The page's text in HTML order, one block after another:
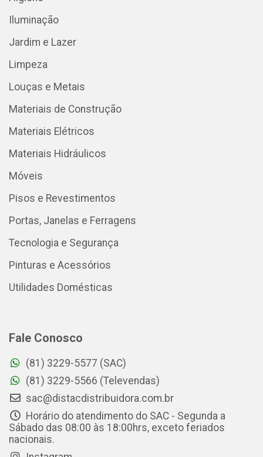
Iluminação
Jardim e Lazer
Limpeza
Louças e Metais
Materiais de Construção
Materiais Elétricos
Materiais Hidráulicos
Móveis
Pisos e Revestimentos
Portas, Janelas e Ferragens
Tecnologia e Segurança
Pinturas e Acessórios
Utilidades Domésticas
Fale Conosco
(81) 3229-5577 (SAC)
(81) 3229-5566 (Televendas)
sac@distacdistribuidora.com.br
Horário do atendimento do SAC - Segunda a
Sábado das 08:00 às 18:00hrs, exceto feriados
nacionais.